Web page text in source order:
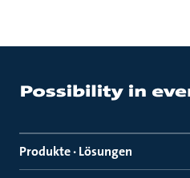
Produkte · Lösungen